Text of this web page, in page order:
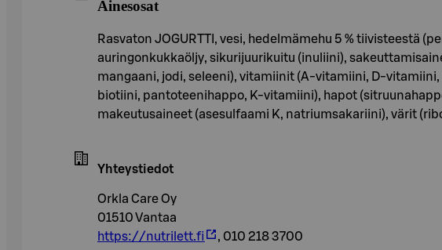
Ainesosat
Rasvaton JOGURTTI, vesi, hedelmämehu 5 % tiivisteestä
auringonkukkaöljy, sikurijuurikuitu (inuliini),
mangaani, jodi, seleeni), vitamiinit (A-vitamiini, D-
biotiini, pantoteenihappo, K-vitamiini), hapot
makeutusaineet (asesulfaami K, natriumsakariini), värit
Yhteystiedot
Orkla Care Oy
01510 Vantaa
https://nutrilett.fi
, 010 218 3700